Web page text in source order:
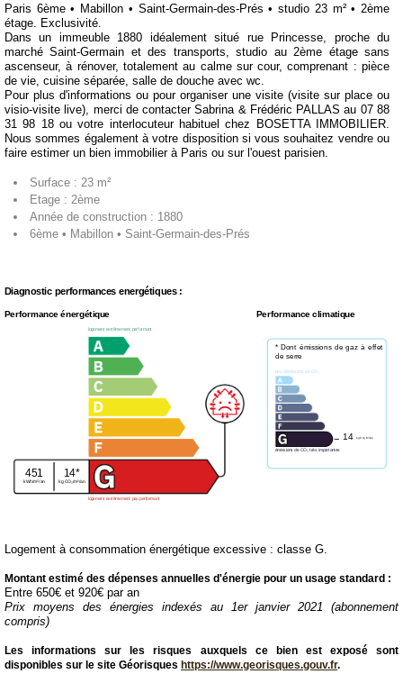
Paris 6ème • Mabillon • Saint-Germain-des-Prés • studio 23 m² • 2ème
étage. Exclusivité.
Dans un immeuble 1880 idéalement situé rue Princesse, proche du
marché Saint-Germain et des transports, studio au 2ème étage sans
ascenseur, à rénover, totalement au calme sur cour, comprenant : pièce
de vie, cuisine séparée, salle de douche avec wc.
Pour plus d'informations ou pour organiser une visite (visite sur place ou
visio-visite live), merci de contacter Sabrina & Frédéric PALLAS au 07 88
31 98 18 ou votre interlocuteur habituel chez BOSETTA IMMOBILIER.
Nous sommes également à votre disposition si vous souhaitez vendre ou
faire estimer un bien immobilier à Paris ou sur l'ouest parisien.
Surface : 23 m²
Etage : 2ème
Année de construction : 1880
6ème • Mabillon • Saint-Germain-des-Prés
Diagnostic performances energétiques :
Performance énergétique
logement extrêmement performant
451
kWh/m²/an
14*
kg CO₂/m²/an
logement extrêmement peu performant
Performance climatique
* Dont émissions de gaz à effet
de serre
peu d'émissions de CO₂
14 kg CO₂/m²/an
émissions de CO₂ très importantes
Logement à consommation énergétique excessive : classe G.
Montant estimé des dépenses annuelles d'énergie pour un usage standard :
Entre 650€ et 920€ par an
Prix moyens des énergies indexés au 1er janvier 2021 (abonnement
compris)
Les informations sur les risques auxquels ce bien est exposé sont
disponibles sur le site Géorisques https://www.georisques.gouv.fr.